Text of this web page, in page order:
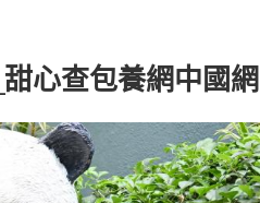
心查包養網中國網